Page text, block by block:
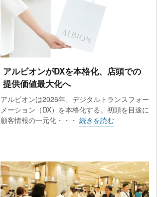
アルビオンがDXを本格化、店頭での
提供価値最大化へ
アルビオンは2026年、デジタルトランスフォー
メーション（DX）を本格化する。初頭を目途に
顧客情報の一元化・・・ 続きを読む